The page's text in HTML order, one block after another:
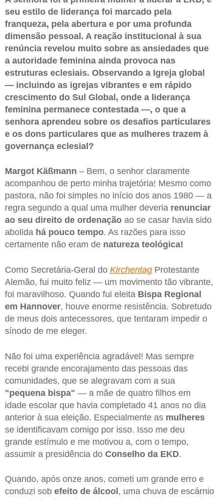
seu estilo de liderança foi marcado pela
franqueza, pela abertura e por uma profunda
dimensão pessoal. A reação institucional à sua
renúncia revelou muito sobre as ansiedades que
a autoridade feminina ainda provoca nas
estruturas eclesiais. Observando a Igreja global
— incluindo as igrejas vibrantes e em rápido
crescimento do Sul Global, onde a liderança
feminina permanece contestada —, o que a
senhora aprendeu sobre os desafios particulares
e os dons particulares que as mulheres trazem à
governança eclesial?
Margot Käßmann – Bem, o senhor claramente
acompanhou de perto minha trajetória! Mesmo como
pastora, não foi simples no início dos anos 1980 — a
regra segundo a qual uma mulher deveria renunciar
ao seu direito de ordenação ao se casar havia sido
abolida há pouco tempo. As razões para isso
certamente não eram de natureza teológica!
Como Secretária-Geral do Kirchentag Protestante
Alemão, fui muito feliz — um movimento tão vibrante,
foi maravilhoso. Quando fui eleita Bispa Regional
em Hannover, houve enorme resistência. Sobretudo
de meus dois antecessores, que tentaram impedir o
sínodo de me eleger.
Não foi uma experiência agradável! Mas sempre
recebi grande encorajamento das pessoas das
comunidades, que se alegravam com a sua
"pequena bispa" — a mãe de quatro filhos em
idade escolar que havia completado 41 anos no dia
anterior à sua eleição. Especialmente as mulheres
se identificavam comigo por isso. Isso me deu
grande estímulo e me motivou a, com o tempo,
assumir a presidência do Conselho da EKD.
Quando, após onze anos, cometi um grande erro e
conduzi sob efeito de álcool , uma chuva de escárnio